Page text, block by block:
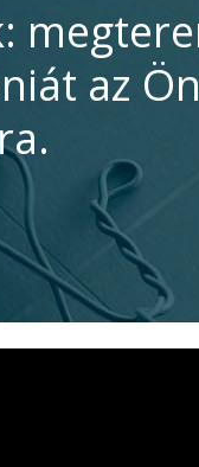
az Ön